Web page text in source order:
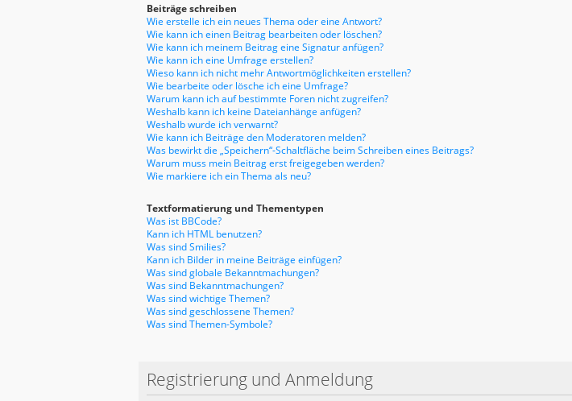
Beiträge schreiben
Wie erstelle ich ein neues Thema oder eine Antwort?
Wie kann ich einen Beitrag bearbeiten oder löschen?
Wie kann ich meinem Beitrag eine Signatur anfügen?
Wie kann ich eine Umfrage erstellen?
Wieso kann ich nicht mehr Antwortmöglichkeiten erstellen?
Wie bearbeite oder lösche ich eine Umfrage?
Warum kann ich auf bestimmte Foren nicht zugreifen?
Weshalb kann ich keine Dateianhänge anfügen?
Weshalb wurde ich verwarnt?
Wie kann ich Beiträge den Moderatoren melden?
Was bewirkt die „Speichern“-Schaltfläche beim Schreiben eines Beitrags?
Warum muss mein Beitrag erst freigegeben werden?
Wie markiere ich ein Thema als neu?
Textformatierung und Thementypen
Was ist BBCode?
Kann ich HTML benutzen?
Was sind Smilies?
Kann ich Bilder in meine Beiträge einfügen?
Was sind globale Bekanntmachungen?
Was sind Bekanntmachungen?
Was sind wichtige Themen?
Was sind geschlossene Themen?
Was sind Themen-Symbole?
Registrierung und Anmeldung